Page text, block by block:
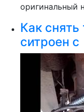
оригинальный
Как снять
ситроен с